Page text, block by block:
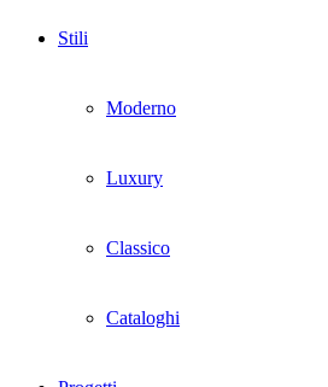
Stili
Moderno
Luxury
Classico
Cataloghi